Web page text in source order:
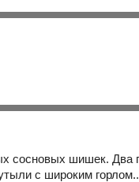
сосновых шишек. Два
с широким